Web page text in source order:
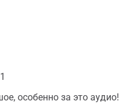
особенно за это аудио!